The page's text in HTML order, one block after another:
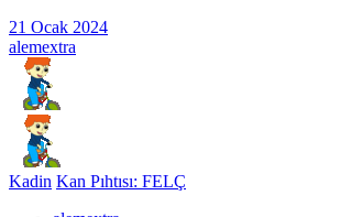
21 Ocak 2024
alemextra
Kadin Kan Pıhtısı: FELÇ